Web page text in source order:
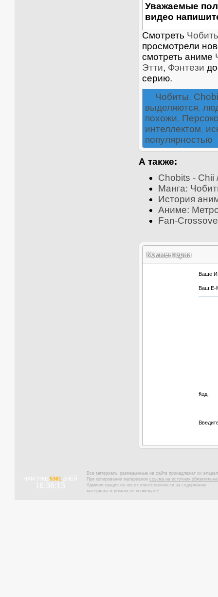
Уважаемые
видео
Смотреть
просмотрели
смотреть аниме
Этти, Фэнтези
серию.
Чобиты,
выделяются,
похожи,
интеллектом,
популярностью
А также:
Chobits - Chii
Манга:
История
Аниме:
Fan-
Комментарии
Ваше
Ваш E-
Код:
НАМ УЖЕ 5361ДНЕЙ
16:36:14
Все материалы размещенные на сайте принадлежат их
При копировании материалов ссылка на источник
Администрация не несет ответственности за содержание
материала и убытки не возмещает!